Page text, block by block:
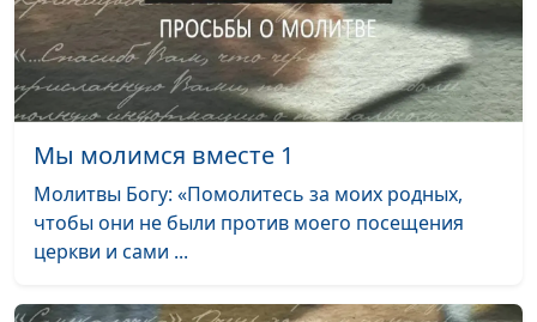
Мы молимся вместе 7 #7
Мы молимся вместе 6 #6
Мы молимся вместе 5 #5
Мы молимся вместе 4
Мы молимся вместе 3 #3
Мы молимся вместе 2
Мы молимся вместе 1 #1
Мы молимся вместе 1
Молитвы Богу: «Помолитесь за моих родных,
чтобы они не были против моего посещения
церкви и сами ...